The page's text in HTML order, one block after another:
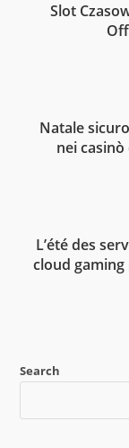
Slot
Natale
nei
L’été des
cloud gaming
Search